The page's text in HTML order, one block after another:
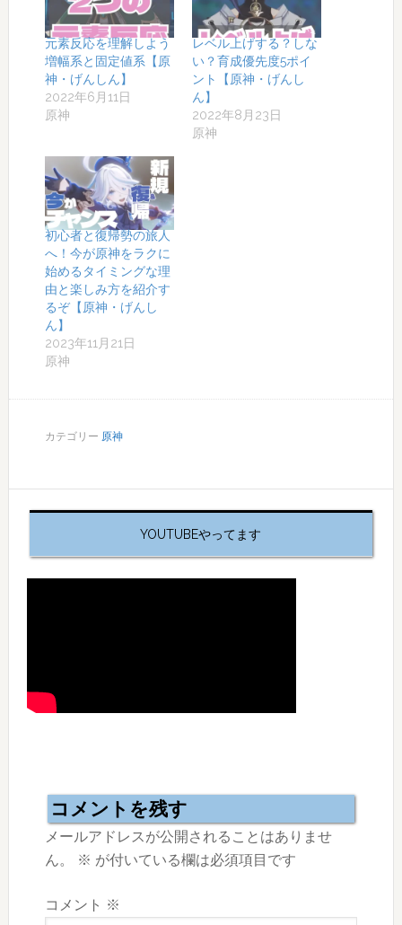
元素反応を理解しよう
増幅系と固定値系【原
神・げんしん】
2022年6月11日
原神
レベル上げする？しな
い？育成優先度5ポイ
ント【原神・げんし
ん】
2022年8月23日
原神
初心者と復帰勢の旅人
へ！今が原神をラクに
始めるタイミングな理
由と楽しみ方を紹介す
るぞ【原神・げんし
ん】
2023年11月21日
原神
カテゴリー 原神
YOUTUBEやってます
Interactions
コメントを残す
メールアドレスが公開されることはありませ
ん。
※ が付いている欄は必須項目です
コメント ※